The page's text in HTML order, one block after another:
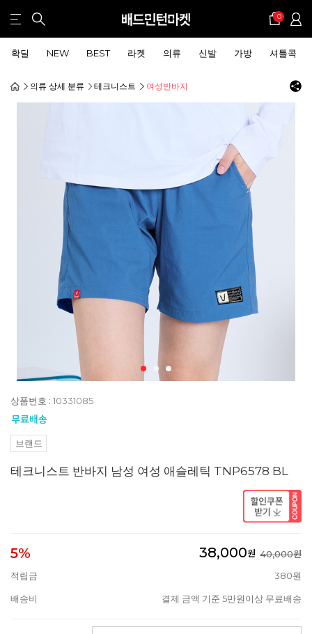
0
확딜 NEW BEST 라켓 의류 신발 가방 셔틀콕
의류 상세 분류 테크니스트 여성반바지
상품번호 : 10331085
브랜드
테크니스트 반바지 남성 여성 애슬레틱 TNP6578 BL
5% 38,000원 40,000원
적립금
380원
배송비 결제 금액 기준 5만원이상 무료배송